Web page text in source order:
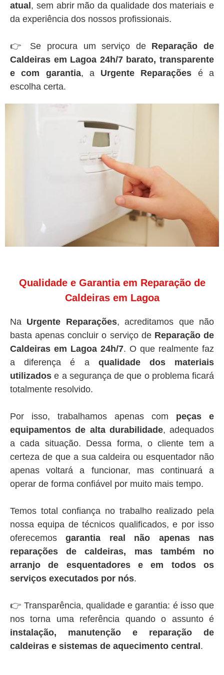
atual , sem abrir mão da qualidade dos materiais e
da experiência dos nossos profissionais.
👉 Se procura um serviço de Reparação de
Caldeiras em Lagoa 24h/7 barato, transparente
e com garantia, a Urgente Reparações é a
escolha certa.
Qualidade e Garantia em Reparação de
Caldeiras em Lagoa
Na Urgente Reparações, acreditamos que não
basta apenas concluir o serviço de Reparação de
Caldeiras em Lagoa 24h/7. O que realmente faz
a diferença é a qualidade dos materiais
utilizados e a segurança de que o problema ficará
totalmente resolvido.
Por isso, trabalhamos apenas com peças e
equipamentos de alta durabilidade, adequados
a cada situação. Dessa forma, o cliente tem a
certeza de que a sua caldeira ou esquentador não
apenas voltará a funcionar, mas continuará a
operar de forma confiável por muito mais tempo.
Temos total confiança no trabalho realizado pela
nossa equipa de técnicos qualificados, e por isso
oferecemosgarantia real não apenas nas
reparações de caldeiras, mas também no
arranjo de esquentadores e em todos os
serviços executados por nós.
👉 Transparência, qualidade e garantia: é isso que
nos torna uma referência quando o assunto é
instalação, manutenção e reparação de
caldeiras e sistemas de aquecimento central.